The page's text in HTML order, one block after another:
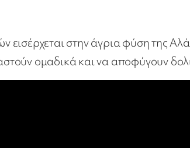
εισέρχεται στην άγρια φύση της
ομαδικά και να αποφύγουν